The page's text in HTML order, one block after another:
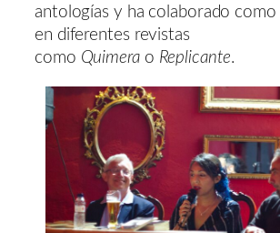
antologías y ha colaborado
en diferentes revistas
como Quimerao Replicante.